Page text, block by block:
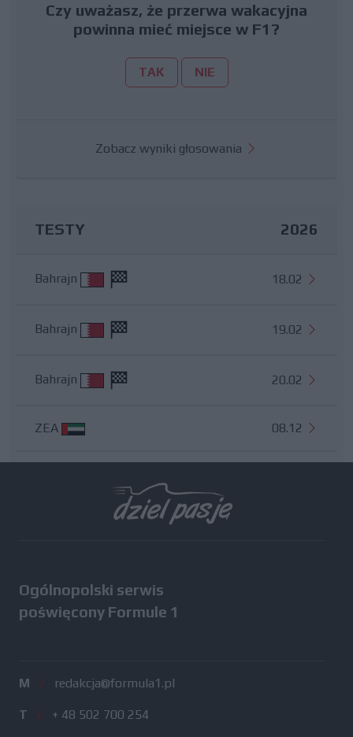
Czy uważasz, że przerwa wakacyjna
powinna mieć miejsce w F1?
TAK NIE
Zobacz wyniki głosowania
TESTY 2026
Bahrajn 18.02
Bahrajn 19.02
Bahrajn 20.02
ZEA 08.12
Ogólnopolski serwis
poświęcony Formule 1
M / redakcja@formula1.pl
T / + 48 502 700 254